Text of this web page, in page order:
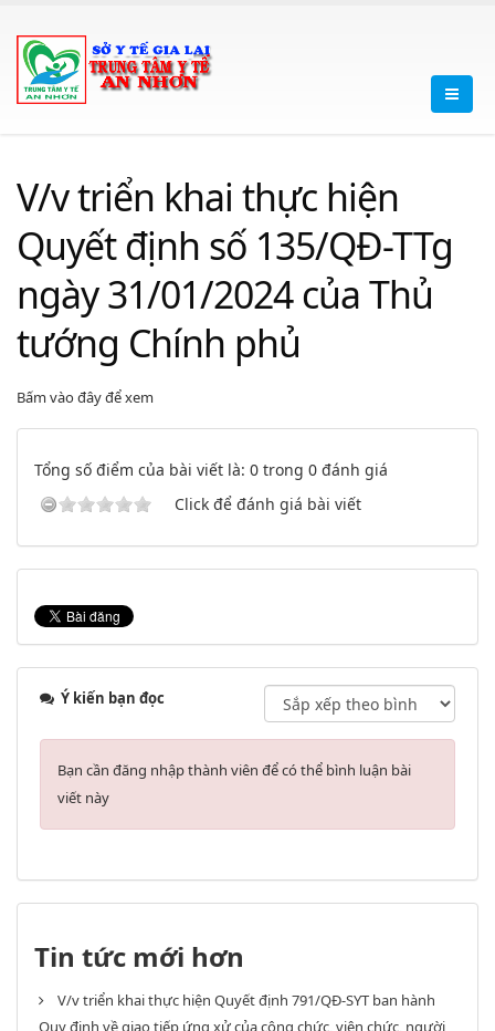
V/v triển khai thực hiện
Quyết định số 135/QĐ-TTg
ngày 31/01/2024 của Thủ
tướng Chính phủ
Bấm vào đây để xem
Tổng số điểm của bài viết là: 0 trong 0 đánh giá
Click để đánh giá bài viết
Ý kiến bạn đọc
Bạn cần đăng nhập thành viên để có thể bình luận bài
viết này
Tin tức mới hơn
V/v triển khai thực hiện Quyết định 791/QĐ-SYT ban hành
Quy định về giao tiếp ứng xử của công chức, viên chức, người